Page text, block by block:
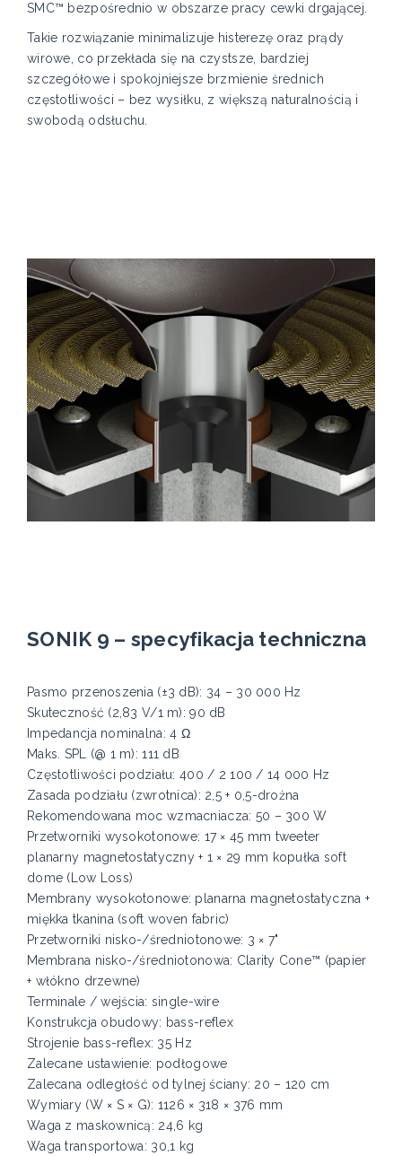
SMC™ bezpośrednio w obszarze pracy cewki drgającej.
Takie rozwiązanie minimalizuje histerezę oraz prądy
wirowe, co przekłada się na czystsze, bardziej
szczegółowe i spokojniejsze brzmienie średnich
częstotliwości – bez wysiłku, z większą naturalnością i
swobodą odsłuchu.
SONIK 9 – specyfikacja techniczna
Pasmo przenoszenia (±3 dB): 34 – 30 000 Hz
Skuteczność (2,83 V/1 m): 90 dB
Impedancja nominalna: 4 Ω
Maks. SPL (@ 1 m): 111 dB
Częstotliwości podziału: 400 / 2 100 / 14 000 Hz
Zasada podziału (zwrotnica): 2,5 + 0,5-drożna
Rekomendowana moc wzmacniacza: 50 – 300 W
Przetworniki wysokotonowe: 17 × 45 mm tweeter
planarny magnetostatyczny + 1 × 29 mm kopułka soft
dome (Low Loss)
Membrany wysokotonowe: planarna magnetostatyczna +
miękka tkanina (soft woven fabric)
Przetworniki nisko-/średniotonowe: 3 × 7"
Membrana nisko-/średniotonowa: Clarity Cone™ (papier
+ włókno drzewne)
Terminale / wejścia: single-wire
Konstrukcja obudowy: bass-reflex
Strojenie bass-reflex: 35 Hz
Zalecane ustawienie: podłogowe
Zalecana odległość od tylnej ściany: 20 – 120 cm
Wymiary (W × S × G): 1126 × 318 × 376 mm
Waga z maskownicą: 24,6 kg
Waga transportowa: 30,1 kg